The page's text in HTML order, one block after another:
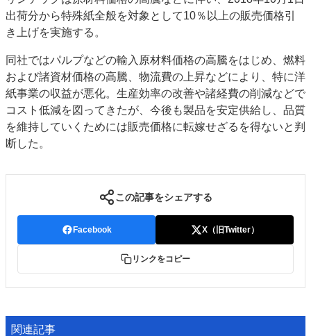
SDGs・地域
ポストプレス ビジネス イベント 信用情報
業界
市場・統計
人事・移転・異動・訃報
特集記事カテゴリー一覧
2022 見える化・MIS特集
特集・デジタル印刷 アイデアで勝負！ ～多様なビジネス・多彩な商材～
JAPAN PACK 2023 特集
中古印刷機・製本機特集
2022 検査・校正特集
特集・デジタル印刷 ～ 新成長軌道を描く
JFPI印刷用語集
運営
サイトポリシー
出荷分から特殊紙全般を対象として10％以上の販売価格引
き上げを実施する。
同社ではパルプなどの輸入原材料価格の高騰をはじめ、燃料
および諸資材価格の高騰、物流費の上昇などにより、特に洋
紙事業の収益が悪化。生産効率の改善や諸経費の削減などで
コスト低減を図ってきたが、今後も製品を安定供給し、品質
を維持していくためには販売価格に転嫁せざるを得ないと判
断した。
この記事をシェアする
Facebook X（旧Twitter）
リンクをコピー
関連記事